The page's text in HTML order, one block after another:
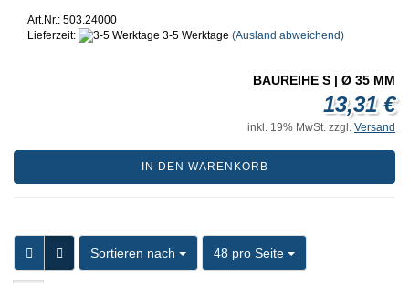
Art.Nr.: 503.24000
Lieferzeit:
3-5 Werktage (Ausland abweichend)
BAUREIHE S | Ø 35 MM
13,31 €
inkl. 19% MwSt. zzgl. Versand
IN DEN WARENKORB
Sortieren nach
Sortieren nach 48 pro Seite
pro Seite